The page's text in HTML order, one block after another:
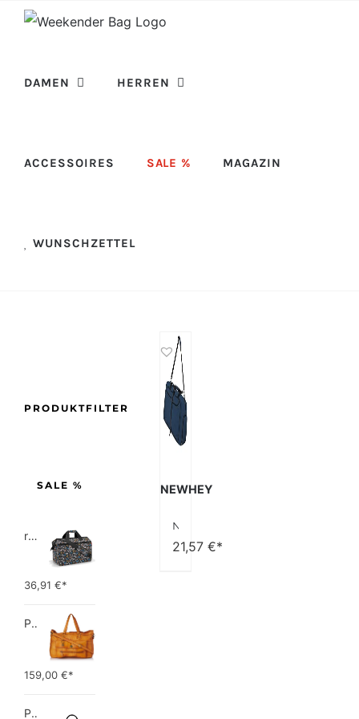
Skip
DAMEN HERREN
ACCESSOIRES SALE % MAGAZIN
WUNSCHZETTEL
NEWHEY
21,57€*
PRODUKTFILTER
SALE %
reisenthel allrounder L pocket  Vielseitige Doktortasche für Reise, Arbeit und Freizeit  Mit praktischer Trolley…
36,91 €*
PIECES TOTALLY ROYAL LEATHER TRAVEL BAG 17055349 Damen Umhängetaschen ,1 Groesse (51 x 33 x 14,5 cm)
159,00 €*
Picard Unisex-Erwachsene Buddy Gepäck- Handgepäck